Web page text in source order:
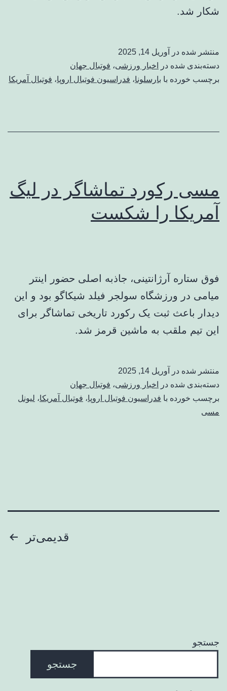
شکار شد.
منتشر شده در
آوریل 14, 2025
دسته‌بندی شده در
اخبار ورزشی، فوتبال جهان
برچسب خورده با بارسلونا، فدراسیون فوتبال اروپا، فوتبال آمریکا
مسی رکورد تماشاگر در لیگ
آمریکا را شکست
فوق ستاره آرژانتینی، جاذبه اصلی حضور اینتر
میامی در ورزشگاه سولجر فیلد شیکاگو بود و این
دیدار باعث ثبت یک رکورد تاریخی تماشاگر برای
این تیم ملقب به ماشین قرمز شد.
منتشر شده در
آوریل 14, 2025
دسته‌بندی شده در
اخبار ورزشی، فوتبال جهان
برچسب خورده با فدراسیون فوتبال اروپا، فوتبال آمریکا، لیونل
مسی
قدیمی‌تر
جستجو
جستجو